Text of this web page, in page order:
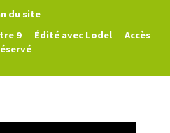
du site
9— Édité avec Lodel— Accès